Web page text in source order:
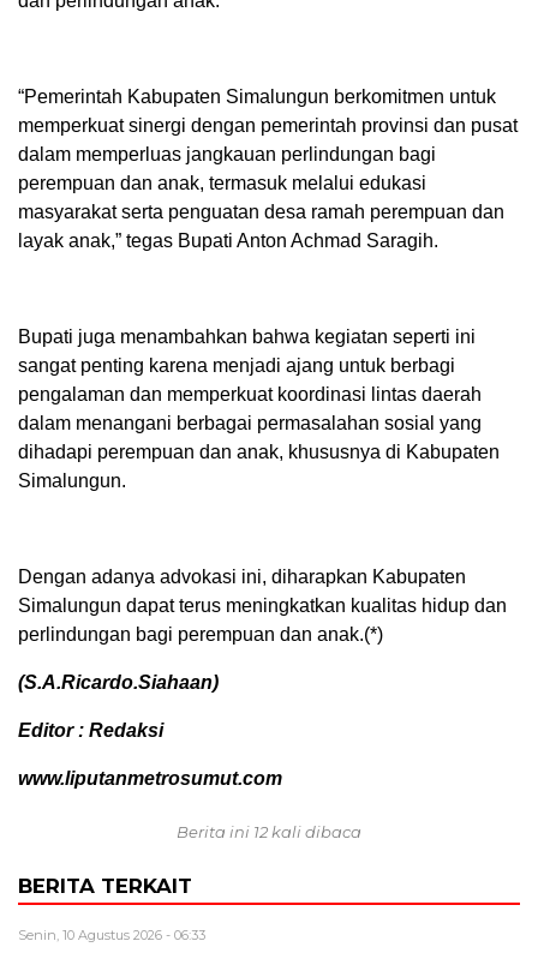
“Pemerintah Kabupaten Simalungun berkomitmen untuk
memperkuat sinergi dengan pemerintah provinsi dan pusat
dalam memperluas jangkauan perlindungan bagi
perempuan dan anak, termasuk melalui edukasi
masyarakat serta penguatan desa ramah perempuan dan
layak anak,” tegas Bupati Anton Achmad Saragih.
Bupati juga menambahkan bahwa kegiatan seperti ini
sangat penting karena menjadi ajang untuk berbagi
pengalaman dan memperkuat koordinasi lintas daerah
dalam menangani berbagai permasalahan sosial yang
dihadapi perempuan dan anak, khususnya di Kabupaten
Simalungun.
Dengan adanya advokasi ini, diharapkan Kabupaten
Simalungun dapat terus meningkatkan kualitas hidup dan
perlindungan bagi perempuan dan anak.(*)
(S.A.Ricardo.Siahaan)
Editor : Redaksi
www.liputanmetrosumut.com
Berita ini 12 kali dibaca
BERITA TERKAIT
Senin, 10 Agustus 2026 - 06:33